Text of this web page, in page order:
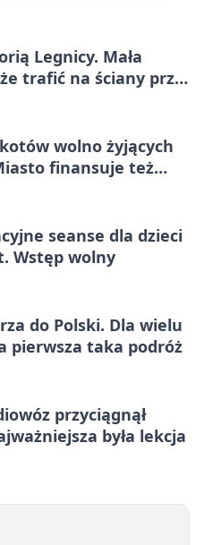
Legnicy. Mała
trafić na ściany przy
wolno żyjących
finansuje też
seanse dla dzieci
Wstęp wolny
do Polski. Dla wielu
pierwsza taka podróż
przyciągnął
była lekcja